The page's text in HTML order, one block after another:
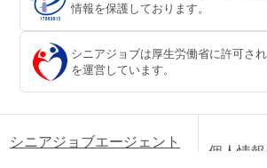
情報を保護しております。
シニアジョブは厚生労働省に許可さ
を運営しています。
シニアジョブエージェント
個人情